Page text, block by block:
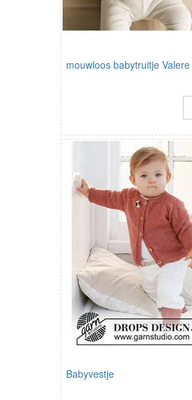
mouwloos babytruitje Valere
Babyvestje